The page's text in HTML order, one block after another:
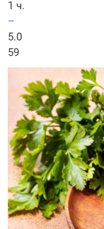
1 ч.
–
5.0
59